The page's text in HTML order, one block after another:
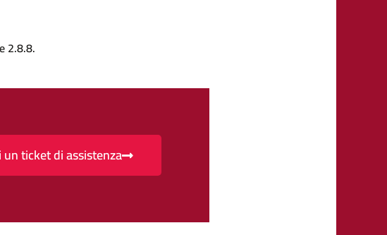
2.8.8.
ticket di assistenza